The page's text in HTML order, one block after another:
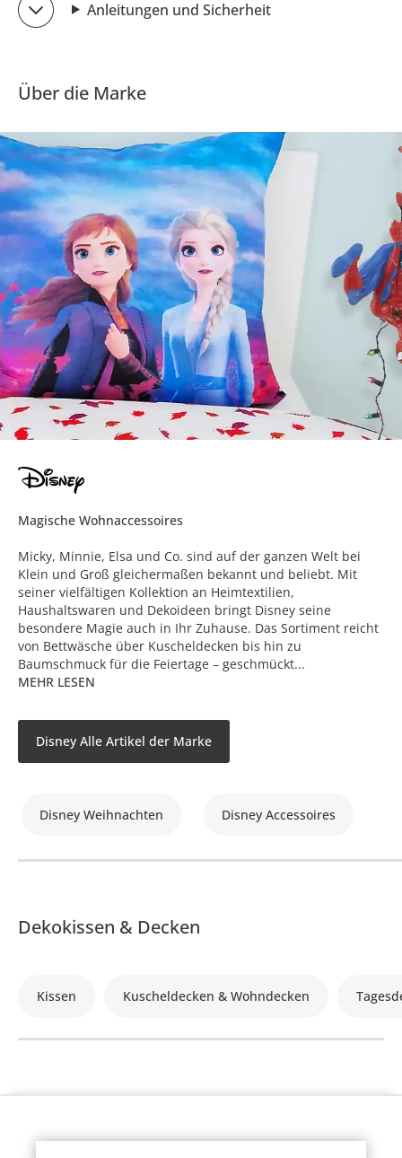
Anleitungen und Sicherheit
Über die Marke
Magische Wohnaccessoires
Micky, Minnie, Elsa und Co. sind auf der ganzen Welt bei
Klein und Groß gleichermaßen bekannt und beliebt. Mit
seiner vielfältigen Kollektion an Heimtextilien,
Haushaltswaren und Dekoideen bringt Disney seine
besondere Magie auch in Ihr Zuhause. Das Sortiment reicht
von Bettwäsche über Kuscheldecken bis hin zu
Baumschmuck für die Feiertage – geschmückt...
MEHR LESEN
Disney Alle Artikel der Marke
Disney Weihnachten Disney Accessoires
Dekokissen & Decken
Kissen Kuscheldecken & Wohndecken